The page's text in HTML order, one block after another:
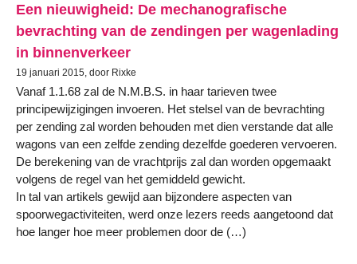
Een nieuwigheid: De mechanografische
bevrachting van de zendingen per wagenlading
in binnenverkeer
19 januari 2015, door Rixke
Vanaf 1.1.68 zal de N.M.B.S. in haar tarieven twee
principewijzigingen invoeren. Het stelsel van de bevrachting
per zending zal worden behouden met dien verstande dat alle
wagons van een zelfde zending dezelfde goederen vervoeren.
De berekening van de vrachtprijs zal dan worden opgemaakt
volgens de regel van het gemiddeld gewicht.
In tal van artikels gewijd aan bijzondere aspecten van
spoorwegactiviteiten, werd onze lezers reeds aangetoond dat
hoe langer hoe meer problemen door de (…)